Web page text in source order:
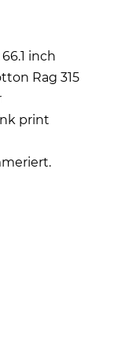
inch
Rag 315
print